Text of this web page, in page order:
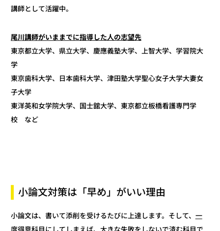
講師として活躍中。
尾川講師がいままでに指導した人の志望先
東京都立大学、県立大学、慶應義塾大学、上智大学、学習院大
学
東京歯科大学、日本歯科大学、津田塾大学聖心女子大学大妻女
子大学
東洋英和女学院大学、国士舘大学、東京都立板橋看護専門学
校 など
小論文対策は「早め」がいい理由
小論文は、書いて添削を受けるたびに上達します。そして、一